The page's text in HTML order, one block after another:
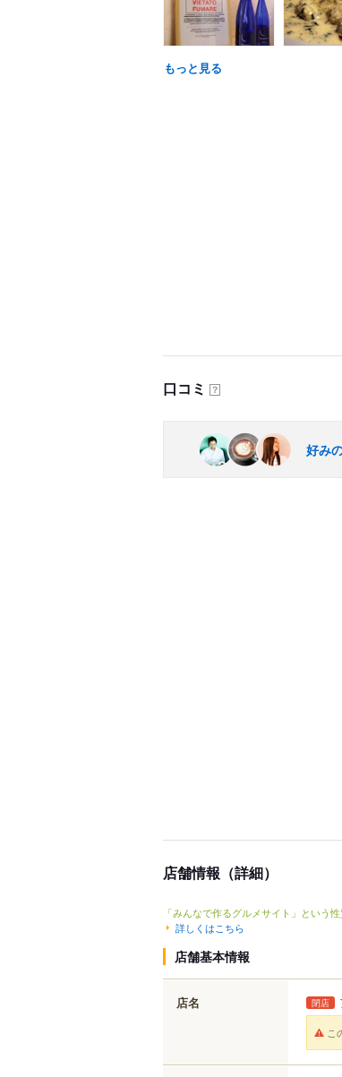
もっと見る
口コミ ？
好み
店舗情報（詳細）
「みんなで作るグルメサイト」という
詳しくはこちら
店舗基本情報
店名 閉店
こ